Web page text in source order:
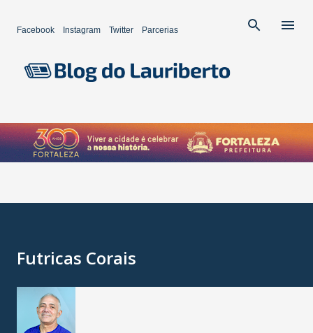
Facebook Instagram Twitter Parcerias
Futricas Corais